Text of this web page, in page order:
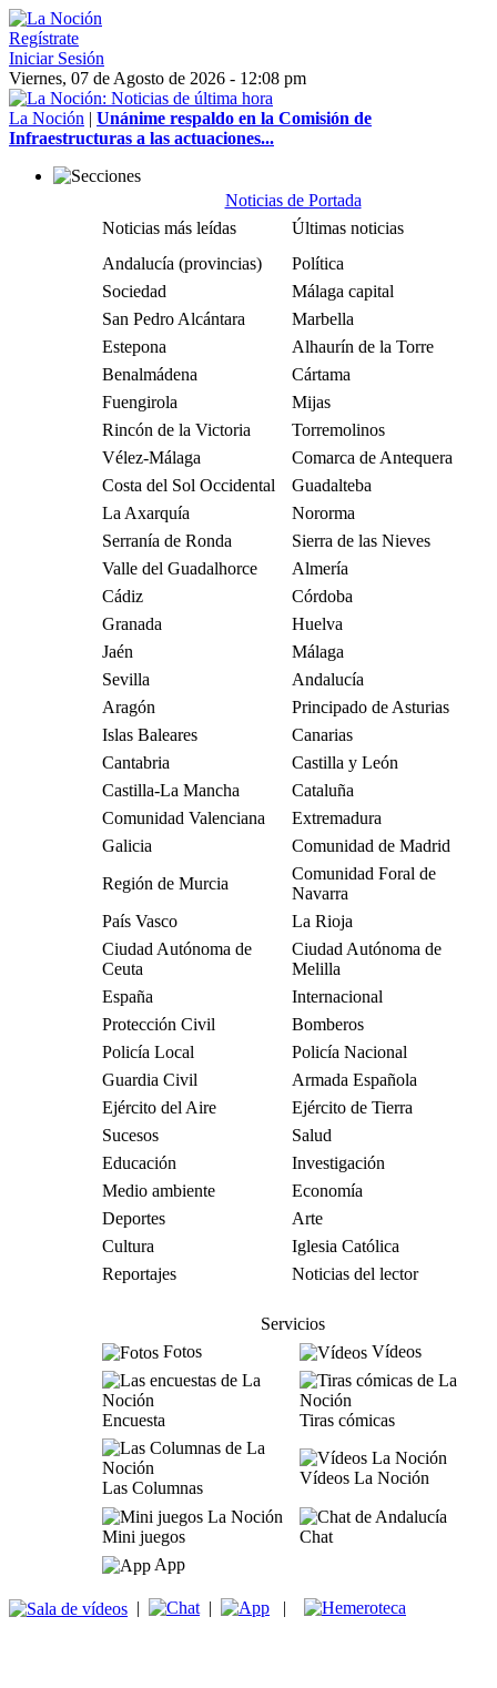
Regístrate
Iniciar Sesión
Viernes, 07 de Agosto de 2026 - 12:08 pm
La Noción | Unánime respaldo en la Comisión de
Infraestructuras a las actuaciones...
Noticias de Portada
Noticias más leídas
Últimas noticias
Andalucía (provincias)
Política
Sociedad
Málaga capital
San Pedro Alcántara
Marbella
Estepona
Alhaurín de la Torre
Benalmádena
Cártama
Fuengirola
Mijas
Rincón de la Victoria
Torremolinos
Vélez-Málaga
Comarca de Antequera
Costa del Sol Occidental
Guadalteba
La Axarquía
Nororma
Serranía de Ronda
Sierra de las Nieves
Valle del Guadalhorce
Almería
Cádiz
Córdoba
Granada
Huelva
Jaén
Málaga
Sevilla
Andalucía
Aragón
Principado de Asturias
Islas Baleares
Canarias
Cantabria
Castilla y León
Castilla-La Mancha
Cataluña
Comunidad Valenciana
Extremadura
Galicia
Comunidad de Madrid
Región de Murcia
Comunidad Foral de
Navarra
País Vasco
La Rioja
Ciudad Autónoma de
Ceuta
Ciudad Autónoma de
Melilla
España
Internacional
Protección Civil
Bomberos
Policía Local
Policía Nacional
Guardia Civil
Armada Española
Ejército del Aire
Ejército de Tierra
Sucesos
Salud
Educación
Investigación
Medio ambiente
Economía
Deportes
Arte
Cultura
Iglesia Católica
Reportajes
Noticias del lector
Servicios
Fotos
Vídeos
Encuesta Tiras cómicas
Las Columnas
Vídeos La Noción
Mini juegos
Chat
App
| | |